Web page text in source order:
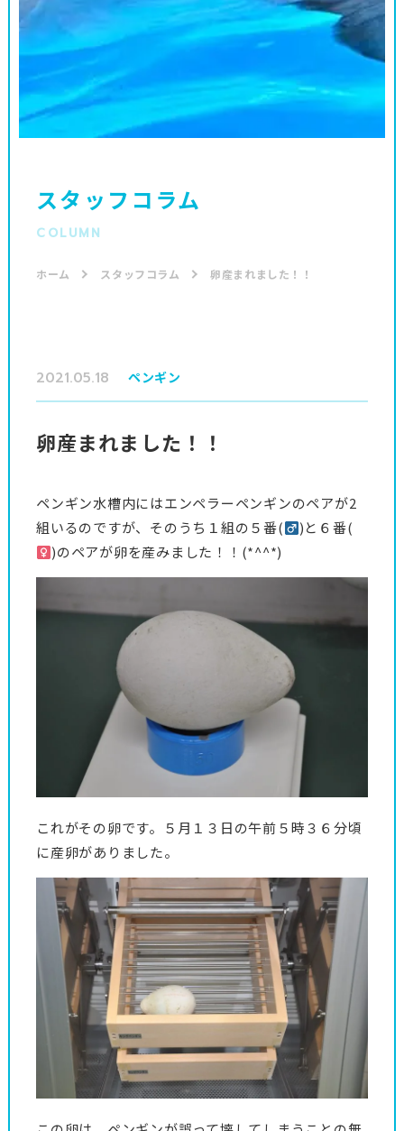
スタッフコラム
COLUMN
ホーム スタッフコラム 卵産まれました！！
2021.05.18 ペンギン
卵産まれました！！
ペンギン水槽内にはエンペラーペンギンのペアが2
組いるのですが、そのうち１組の５番(
)と６番(
)のペアが卵を産みました！！(*^^*)
これがその卵です。５月１３日の午前５時３６分頃
に産卵がありました。